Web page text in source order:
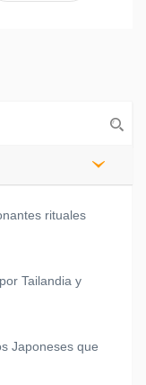
rituales
Tailandia y
Japoneses que